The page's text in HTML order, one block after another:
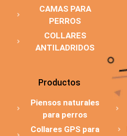
CAMAS PARA
PERROS
COLLARES
ANTILADRIDOS
Productos
Piensos naturales
para perros
Collares GPS para